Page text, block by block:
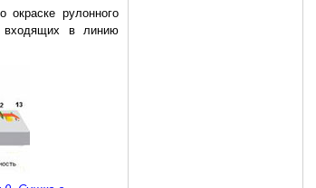
окраске рулонного
входящих в линию